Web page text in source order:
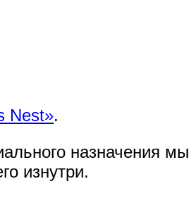
Nest».
назначения мы
изнутри.